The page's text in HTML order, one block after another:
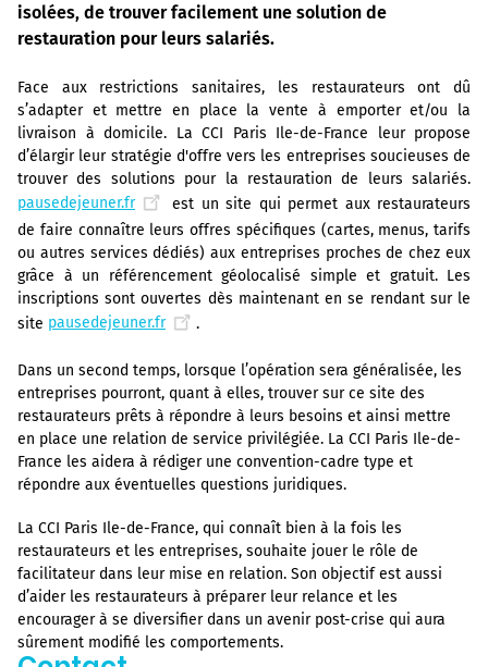
isolées, de trouver facilement une solution de
restauration pour leurs salariés.
Face aux restrictions sanitaires, les restaurateurs ont dû
s’adapter et mettre en place la vente à emporter et/ou la
livraison à domicile. La CCI Paris Ile-de-France leur propose
d’élargir leur stratégie d'offre vers les entreprises soucieuses de
trouver des solutions pour la restauration de leurs salariés.
pausedejeuner.fr
est un site qui permet aux restaurateurs
de faire connaître leurs offres spécifiques (cartes, menus, tarifs
ou autres services dédiés) aux entreprises proches de chez eux
grâce à un référencement géolocalisé simple et gratuit. Les
inscriptions sont ouvertes dès maintenant en se rendant sur le
site pausedejeuner.fr .
Dans un second temps, lorsque l’opération sera généralisée, les
entreprises pourront, quant à elles, trouver sur ce site des
restaurateurs prêts à répondre à leurs besoins et ainsi mettre
en place une relation de service privilégiée. La CCI Paris Ile-de-
France les aidera à rédiger une convention-cadre type et
répondre aux éventuelles questions juridiques.
La CCI Paris Ile-de-France, qui connaît bien à la fois les
restaurateurs et les entreprises, souhaite jouer le rôle de
facilitateur dans leur mise en relation. Son objectif est aussi
d’aider les restaurateurs à préparer leur relance et les
encourager à se diversifier dans un avenir post-crise qui aura
sûrement modifié les comportements.